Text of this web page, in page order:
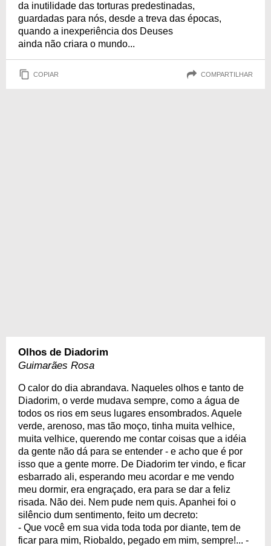
da inutilidade das torturas predestinadas,
guardadas para nós, desde a treva das épocas,
quando a inexperiência dos Deuses
ainda não criara o mundo...
COPIAR COMPARTILHAR
Olhos de Diadorim
Guimarães Rosa
O calor do dia abrandava. Naqueles olhos e tanto de
Diadorim, o verde mudava sempre, como a água de
todos os rios em seus lugares ensombrados. Aquele
verde, arenoso, mas tão moço, tinha muita velhice,
muita velhice, querendo me contar coisas que a idéia
da gente não dá para se entender - e acho que é por
isso que a gente morre. De Diadorim ter vindo, e ficar
esbarrado ali, esperando meu acordar e me vendo
meu dormir, era engraçado, era para se dar a feliz
risada. Não dei. Nem pude nem quis. Apanhei foi o
silêncio dum sentimento, feito um decreto:
- Que você em sua vida toda toda por diante, tem de
ficar para mim, Riobaldo, pegado em mim, sempre!... -